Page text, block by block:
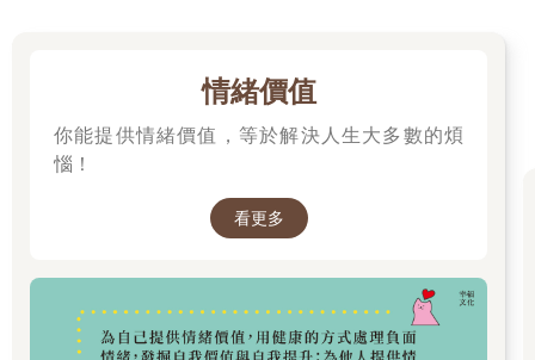
化的角度看，B只能怪自己。
也許B在生命的最後一刻，會想：「這是我的錯，我不該蠢到被A
誘騙至此。」
來，所有人都大聲呼喊，叫他讓開，他卻淡定地說：「他不能撞
我。他撞我是違反交通法規的，他要負全責。我就不讓。」最
這是誰的錯，卡車司機的錯？當然。但是，這樣的判斷無法救回
行人的命。
行人那時應該這樣想：不讓，就是我錯，因為不讓開我就會死。
情緒價值
你能提供情緒價值，等於解決人生大多數的煩
惱！
看更多